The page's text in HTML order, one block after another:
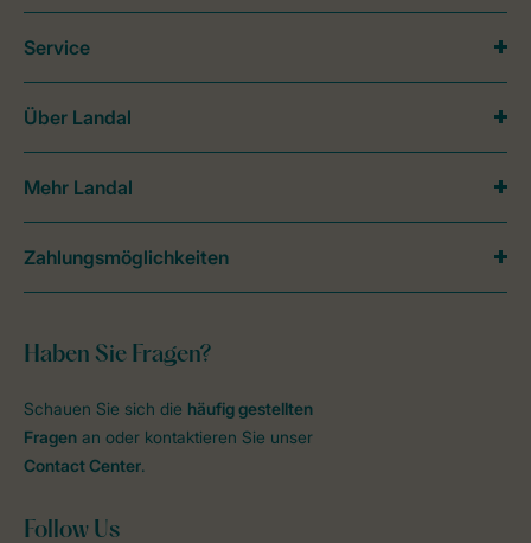
Haben Sie Fragen?
Schauen Sie sich die häufig gestellten
Fragen an oder kontaktieren Sie unser
Contact Center.
Follow Us
Service
Über Landal
Mehr Landal
Zahlungsmöglichkeiten